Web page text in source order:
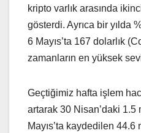
kripto varlık arasında
gösterdi. Ayrıca bir yılda
6 Mayıs’ta 167 dolarlık
zamanların en yüksek
Geçtiğimiz hafta işlem
artarak 30 Nisan’daki 1.5
Mayıs’ta kaydedilen